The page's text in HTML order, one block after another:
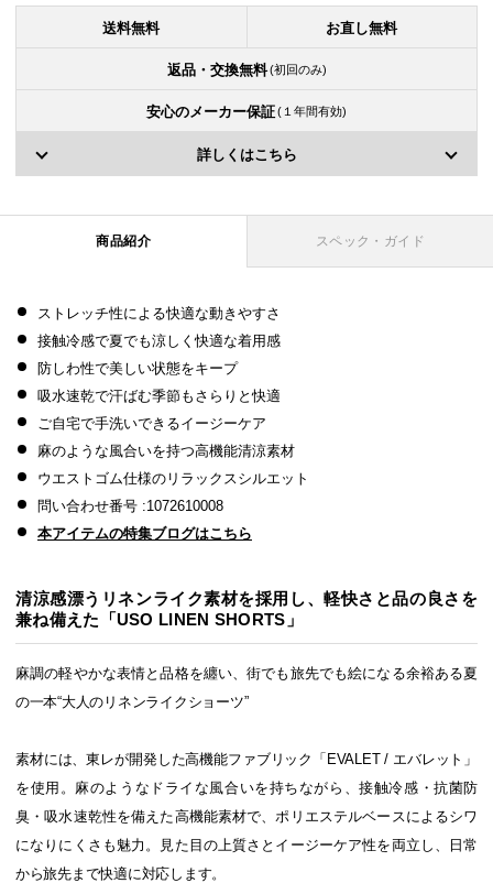
送料無料 お直し無料
返品・交換無料 (初回のみ)
安心のメーカー保証(１年間有効)
詳しくはこちら
商品紹介 スペック・ガイド
ストレッチ性による快適な動きやすさ
接触冷感で夏でも涼しく快適な着用感
防しわ性で美しい状態をキープ
吸水速乾で汗ばむ季節もさらりと快適
ご自宅で手洗いできるイージーケア
麻のような風合いを持つ高機能清涼素材
ウエストゴム仕様のリラックスシルエット
問い合わせ番号 :1072610008
本アイテムの特集ブログはこちら
清涼感漂うリネンライク素材を採用し、軽快さと品の良さを
兼ね備えた「USO LINEN SHORTS」
麻調の軽やかな表情と品格を纏い、街でも旅先でも絵になる余裕ある夏
の一本“大人のリネンライクショーツ”
素材には、東レが開発した高機能ファブリック「EVALET / エバレット」
を使用。麻のようなドライな風合いを持ちながら、接触冷感・抗菌防
臭・吸水速乾性を備えた高機能素材で、ポリエステルベースによるシワ
になりにくさも魅力。見た目の上質さとイージーケア性を両立し、日常
から旅先まで快適に対応します。